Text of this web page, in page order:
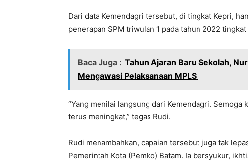
Dari data Kemendagri tersebut, di tingkat Kepri,
penerapan SPM triwulan 1 pada tahun 2022 tingkat
Baca Juga : Tahun Ajaran Baru Sekolah,
Mengawasi Pelaksanaan MPLS
“Yang menilai langsung dari Kemendagri. Semoga
terus meningkat,” tegas Rudi.
Rudi menambahkan, capaian tersebut juga tak
Pemerintah Kota (Pemko) Batam. Ia bersyukur,